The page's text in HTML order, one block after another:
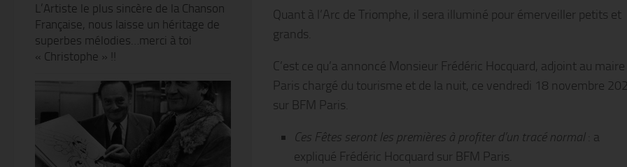
Quant à l’Arc de Triomphe, il sera illuminé pour émerveiller petits et
grands.
C’est ce qu’a annoncé Monsieur Frédéric Hocquard, adjoint au
Paris chargé du tourisme et de la nuit, ce vendredi 18 novembre
sur BFM Paris.
Ces Fêtes seront les premières à profiter d’un tracé normal: a
expliqué Frédéric Hocquard sur BFM Paris.
L’Artiste le plus sincère de la Chanson
Française, nous laisse un héritage de
superbes mélodies…merci à toi
« Christophe » !!